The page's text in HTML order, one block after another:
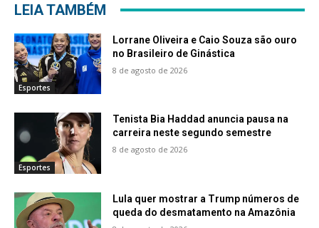
LEIA TAMBÉM
Esportes
Lorrane Oliveira e Caio Souza são ouro
no Brasileiro de Ginástica
8 de agosto de 2026
Esportes
Tenista Bia Haddad anuncia pausa na
carreira neste segundo semestre
8 de agosto de 2026
Lula quer mostrar a Trump números de
queda do desmatamento na Amazônia